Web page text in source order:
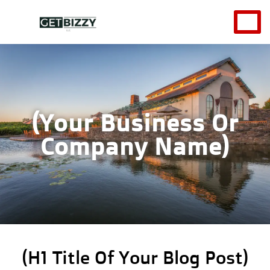
(Your Business Or
Company Name)
(H1 Title Of Your Blog Post)